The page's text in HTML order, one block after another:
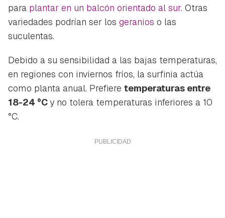
para plantar en un balcón orientado al sur. Otras
variedades podrían ser los geranios o las
suculentas.
Debido a su sensibilidad a las bajas temperaturas,
en regiones con inviernos fríos, la surfinia actúa
como planta anual. Prefiere temperaturas entre
18-24 °Cy no tolera temperaturas inferiores a 10
°C.